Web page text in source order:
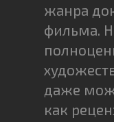
жанра
фильма.
даже
как